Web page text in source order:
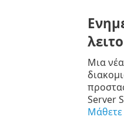
Μια
Server
Μάθετε